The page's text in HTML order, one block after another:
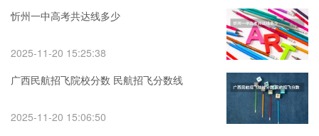
忻州一中高考共达线多少
2025-11-20 15:25:38
广西民航招飞院校分数 民航招飞分数线
2025-11-20 15:06:50